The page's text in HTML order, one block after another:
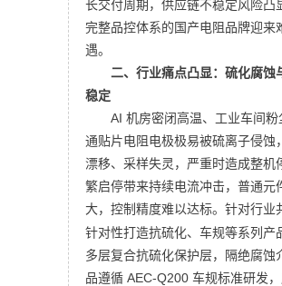
长交付周期，供应链不稳定风险凸
完整品控体系的国产电阻品牌迎来
遇。
二、行业痛点凸显：硫化腐蚀
稳定
AI 机房密闭高温、工业车间
通贴片电阻电极极易被硫离子侵蚀
漂移、采样失灵，严重时造成整机
繁启停带来持续电流冲击，普通元
大，控制精度难以达标。针对行业
针对性打造抗硫化、车规等系列产
多层复合抗硫化保护层，隔绝腐蚀
品遵循 AEC-Q200 车规标准研发